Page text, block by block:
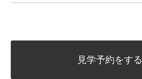
見学予約をする